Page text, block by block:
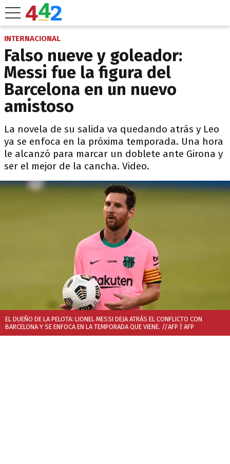
INTERNACIONAL
Falso nueve y goleador:
Messi fue la figura del
Barcelona en un nuevo
amistoso
La novela de su salida va quedando atrás y Leo
ya se enfoca en la próxima temporada. Una hora
le alcanzó para marcar un doblete ante Girona y
ser el mejor de la cancha. Video.
EL DUEÑO DE LA PELOTA: LIONEL MESSI DEJA ATRÁS EL CONFLICTO CON
BARCELONA Y SE ENFOCA EN LA TEMPORADA QUE VIENE. //AFP | AFP